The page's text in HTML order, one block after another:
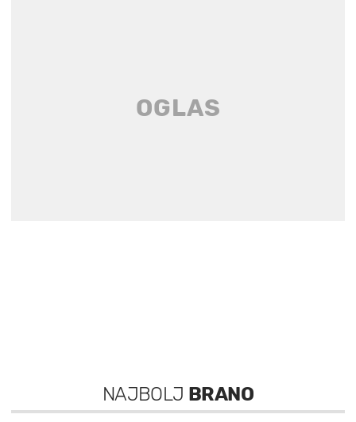
NAJBOLJ BRANO